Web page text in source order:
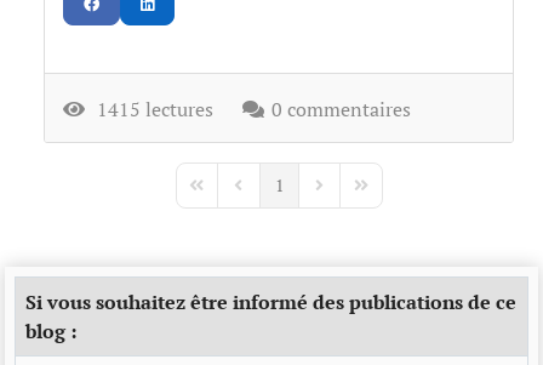
1415 lectures 0 commentaires
First PagePrevious Page
1 Next PageLast Page
Si vous souhaitez être informé des publications de ce
blog :